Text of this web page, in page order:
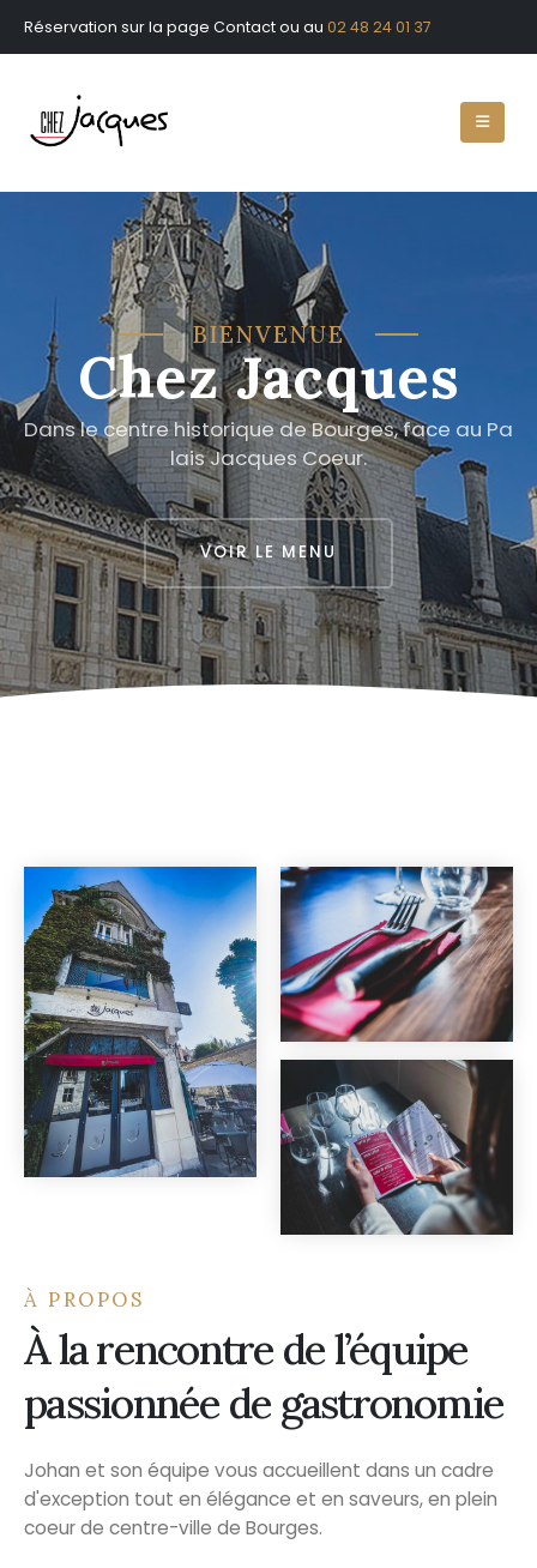
Réservation sur la page Contact ou au 02 48 24 01 37
BIENVENUE
Chez Jacques
DanslecentrehistoriquedeBourges,face au Pa
laisJacques Coeur.
VOIR LE MENU
À PROPOS
À la rencontre de l’équipe
passionnée de gastronomie
Johan et son équipe vous accueillent dans un cadre
d'exception tout en élégance et en saveurs, en plein
coeur de centre-ville de Bourges.